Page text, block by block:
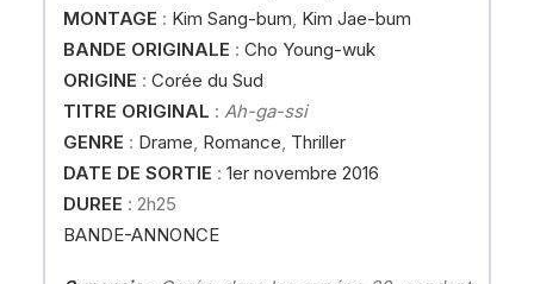
MONTAGE : Kim Sang-bum, Kim Jae-bum
BANDE ORIGINALE : Cho Young-wuk
ORIGINE : Corée du Sud
TITRE ORIGINAL : Ah-ga-ssi
GENRE : Drame, Romance, Thriller
DATE DE SORTIE : 1er novembre 2016
DUREE : 2h25
BANDE-ANNONCE